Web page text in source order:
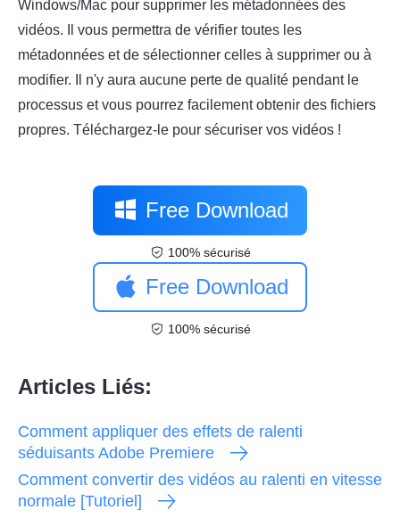
Windows/Mac pour supprimer les métadonnées des
vidéos. Il vous permettra de vérifier toutes les
métadonnées et de sélectionner celles à supprimer ou à
modifier. Il n'y aura aucune perte de qualité pendant le
processus et vous pourrez facilement obtenir des fichiers
propres. Téléchargez-le pour sécuriser vos vidéos !
Free Download
100% sécurisé
Free Download
100% sécurisé
Articles Liés:
Comment appliquer des effets de ralenti
séduisants Adobe Premiere
Comment convertir des vidéos au ralenti en vitesse
normale [Tutoriel]